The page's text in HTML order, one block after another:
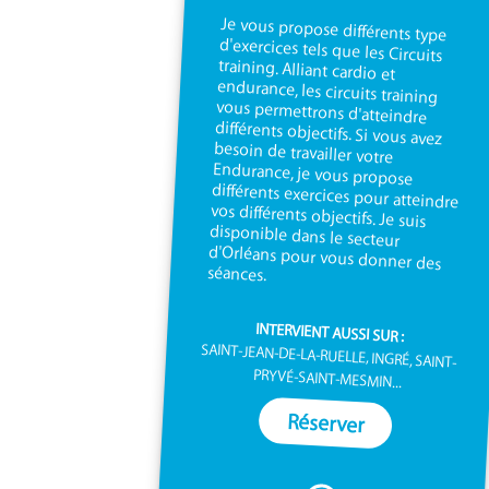
Je vous propose différents type
d'exercices tels que les Circuits
training. Alliant cardio et
endurance, les circuits training
vous permettrons d'atteindre
différents objectifs. Si vous avez
besoin de travailler votre
Endurance, je vous propose
différents exercices pour atteindre
vos différents objectifs. Je suis
disponible dans le secteur
d'Orléans pour vous donner des
séances.
INTERVIENT AUSSI SUR :
SAINT-JEAN-DE-LA-RUELLE, INGRÉ, SAINT-
PRYVÉ-SAINT-MESMIN...
Réserver